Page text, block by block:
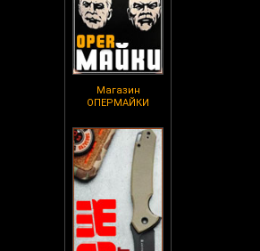
Магазин
ОПЕРМАЙКИ